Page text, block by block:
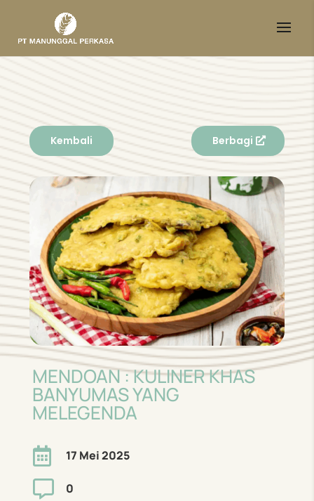
Kembali Berbagi
MENDOAN : KULINER KHAS
BANYUMAS YANG
MELEGENDA
 17 Mei 2025
 0